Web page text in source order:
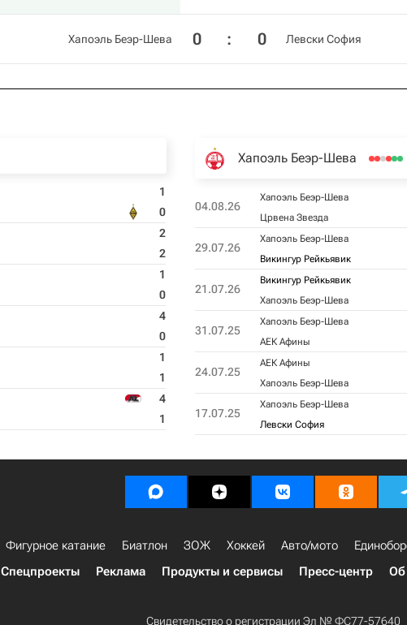
Хапоэль Беэр-Шева 0 : 0 Левски София
1
0
2
2
1
0
4
0
1
1
4
1
Хапоэль Беэр-Шева
04.08.26
Хапоэль Беэр-Шева
Црвена Звезда
29.07.26
Хапоэль Беэр-Шева
Викингур Рейкьявик
21.07.26
Викингур Рейкьявик
Хапоэль Беэр-Шева
31.07.25
Хапоэль Беэр-Шева
АЕК Афины
24.07.25
АЕК Афины
Хапоэль Беэр-Шева
17.07.25
Хапоэль Беэр-Шева
Левски София
Фигурное катание Биатлон ЗОЖ Хоккей Авто/мото
Спецпроекты
Реклама Продукты и сервисы Пресс-центр Об
Свидетельство о регистрации Эл № ФС77-57640